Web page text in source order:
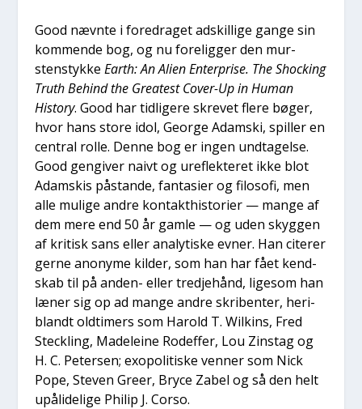
Good nævn­te i fored­ra­get adskil­li­ge gan­ge sin
kom­men­de bog, og nu fore­lig­ger den mur­
stenstyk­ke Earth: An Ali­en Enter­pri­se. The Sho­ck­ing
Truth Behind the Gre­a­test Cover-Up in Human
History. Good har tid­li­ge­re skre­vet fle­re bøger,
hvor hans sto­re idol, Geor­ge Adam­ski, spil­ler en
cen­tral rol­le. Den­ne bog er ingen und­ta­gel­se.
Good gen­gi­ver naivt og ure­flek­te­ret ikke blot
Adam­skis påstan­de, fan­ta­si­er og filo­so­fi, men
alle muli­ge andre kon­tak­t­hi­sto­ri­er — man­ge af
dem mere end 50 år gam­le — og uden skyg­gen
af kri­tisk sans eller ana­ly­ti­ske evner. Han cite­rer
ger­ne ano­ny­me kil­der, som han har fået kend­
skab til på anden- eller tred­je­hånd, lige­som han
læner sig op ad man­ge andre skri­ben­ter, her­i­
blandt oldti­mers som Harold T. Wil­kins, Fred
Steck­ling, Made­le­i­ne Rod­ef­fer, Lou Zin­s­tag og
H. C. Peter­sen; exopo­li­ti­ske ven­ner som Nick
Pope, Ste­ven Gre­er, Bry­ce Zabel og så den helt
upå­li­de­li­ge Phi­lip J. Corso.